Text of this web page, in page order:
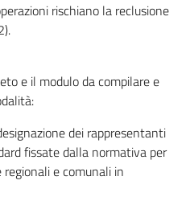
rischiano la reclusione
e il modulo da compilare e
dei rappresentanti
fissate dalla normativa per
e comunali in